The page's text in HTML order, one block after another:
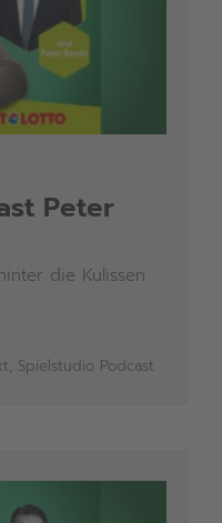
Peter
die Kulissen
, Spielstudio Podcast